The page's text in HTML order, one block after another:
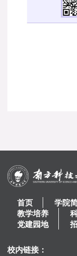
首页 学院
教学培养
党建园地
校内链接：